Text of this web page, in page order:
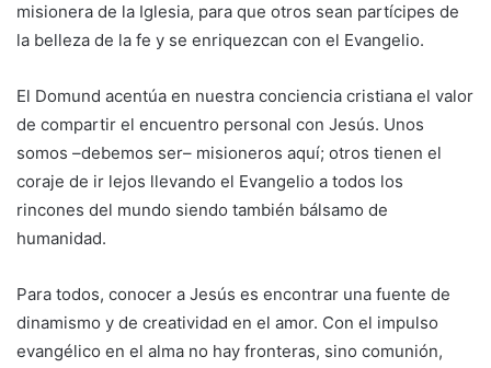
misionera de la Iglesia, para que otros sean partícipes de
la belleza de la fe y se enriquezcan con el Evangelio.
El Domund acentúa en nuestra conciencia cristiana el valor
de compartir el encuentro personal con Jesús. Unos
somos –debemos ser– misioneros aquí; otros tienen el
coraje de ir lejos llevando el Evangelio a todos los
rincones del mundo siendo también bálsamo de
humanidad.
Para todos, conocer a Jesús es encontrar una fuente de
dinamismo y de creatividad en el amor. Con el impulso
evangélico en el alma no hay fronteras, sino comunión,